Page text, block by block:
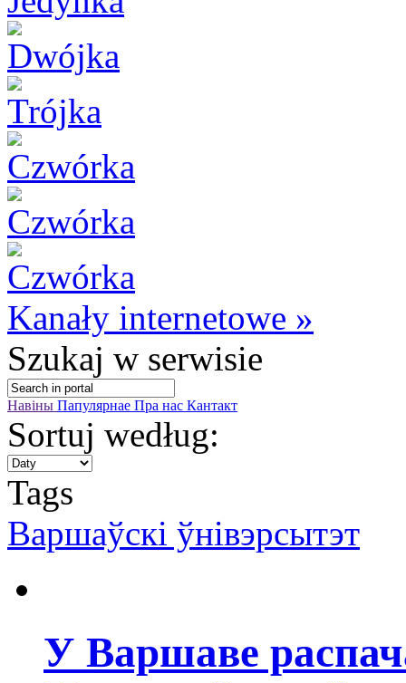
Kanały internetowe »
Szukaj w serwisie
Навіны Папулярнае Пра нас Кантакт
Sortuj według:
Tags
Варшаўскі ўнівэрсытэт
У Варшаве